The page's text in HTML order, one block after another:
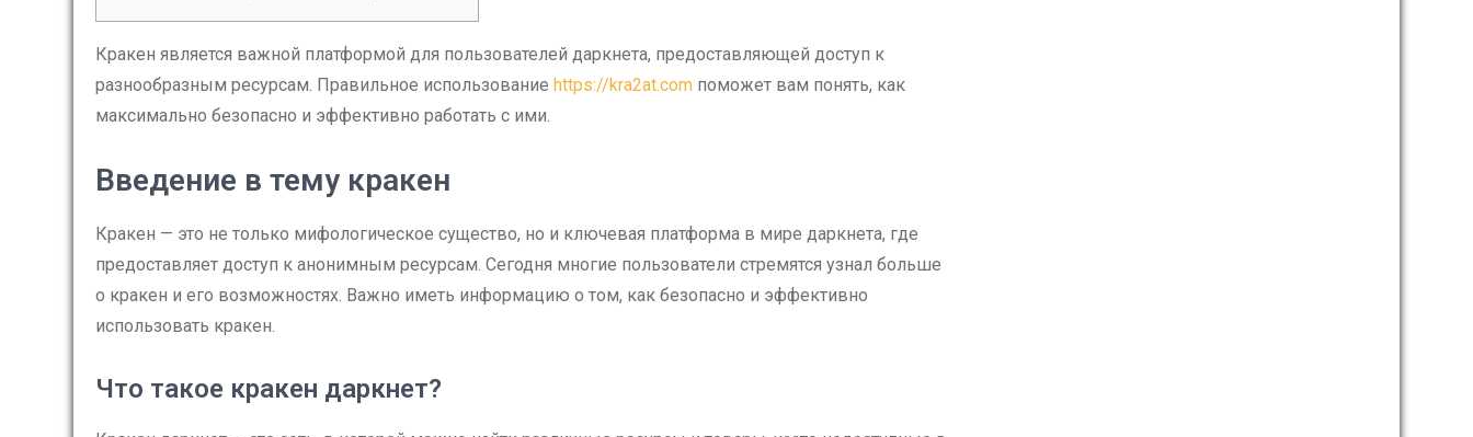
Кракен является важной платформой для пользователей даркнета, предоставляющей доступ к
разнообразным ресурсам. Правильное использование https://kra2at.com поможет вам понять, как
максимально безопасно и эффективно работать с ими.
Введение в тему кракен
Кракен — это не только мифологическое существо, но и ключевая платформа в мире даркнета, где
предоставляет доступ к анонимным ресурсам. Сегодня многие пользователи стремятся узнал больше
о кракен и его возможностях. Важно иметь информацию о том, как безопасно и эффективно
использовать кракен.
Что такое кракен даркнет?